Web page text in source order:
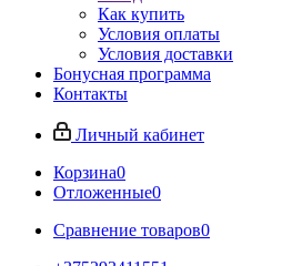
Как купить
Условия оплаты
Условия доставки
Бонусная программа
Контакты
Личный кабинет
Корзина0
Отложенные0
Сравнение товаров0